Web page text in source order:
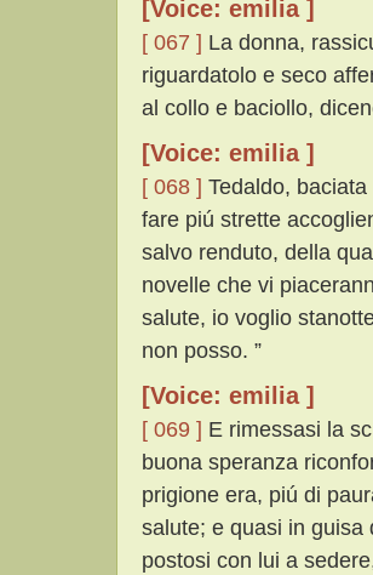
[Voice: emilia ]
[ 067 ] La donna,
riguardatolo e seco
al collo e baciollo,
[Voice: emilia ]
[ 068 ] Tedaldo,
fare piú strette
salvo renduto, della
novelle che vi
salute, io voglio
non posso. ”
[Voice: emilia ]
[ 069 ] E rimessasi la
buona speranza
prigione era, piú di
salute; e quasi in guisa
postosi con lui a